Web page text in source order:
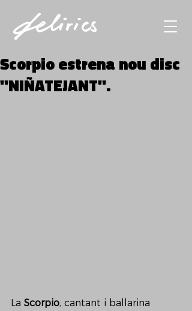
Scorpio estrena nou disc
"NIÑATEJANT".
La Scorpio, cantant i ballarina